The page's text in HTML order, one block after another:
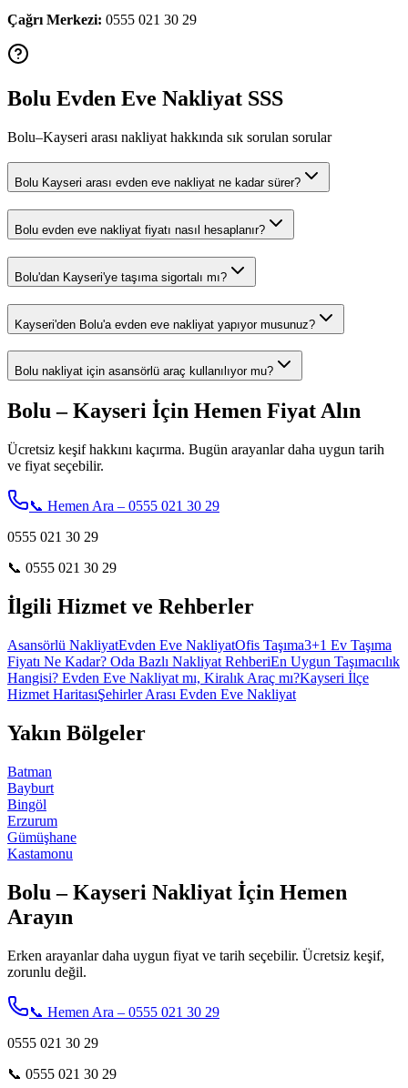
Çağrı Merkezi: 0555 021 30 29
Bolu Evden Eve Nakliyat SSS
Bolu–Kayseri arası nakliyat hakkında sık sorulan sorular
Bolu Kayseri arası evden eve nakliyat ne kadar sürer?
Bolu evden eve nakliyat fiyatı nasıl hesaplanır?
Bolu'dan Kayseri'ye taşıma sigortalı mı?
Kayseri'den Bolu'a evden eve nakliyat yapıyor musunuz?
Bolu nakliyat için asansörlü araç kullanılıyor mu?
Bolu – Kayseri İçin Hemen Fiyat Alın
Ücretsiz keşif hakkını kaçırma. Bugün arayanlar daha uygun tarih
ve fiyat seçebilir.
📞 Hemen Ara – 0555 021 30 29
0555 021 30 29
📞 0555 021 30 29
İlgili Hizmet ve Rehberler
Asansörlü NakliyatEvden Eve NakliyatOfis Taşıma3+1 Ev Taşıma
Fiyatı Ne Kadar? Oda Bazlı Nakliyat RehberiEn Uygun Taşımacılık
Hangisi? Evden Eve Nakliyat mı, Kiralık Araç mı?Kayseri İlçe
Hizmet HaritasıŞehirler Arası Evden Eve Nakliyat
Yakın Bölgeler
Batman
Bayburt
Bingöl
Erzurum
Gümüşhane
Kastamonu
Bolu – Kayseri Nakliyat İçin Hemen
Arayın
Erken arayanlar daha uygun fiyat ve tarih seçebilir. Ücretsiz keşif,
zorunlu değil.
📞 Hemen Ara – 0555 021 30 29
0555 021 30 29
📞 0555 021 30 29